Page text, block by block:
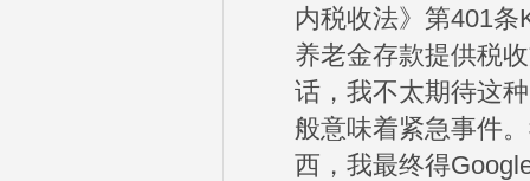
内税收法》第401
养老金存款提供税
话，我不太期待这
般意味着紧急事件
西，我最终得